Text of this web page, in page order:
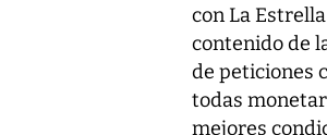
con La
contenido de
de peticiones
todas
mejores